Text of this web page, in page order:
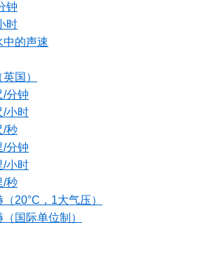
钟
时
中的声速
国）
/分钟
/小时
/秒
/分钟
/小时
/秒
20°C，1大气压）
国际单位制）